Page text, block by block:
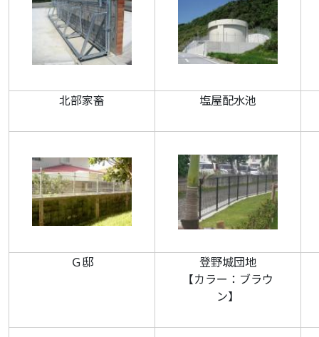
北部家畜 塩屋配水池
Ｇ邸
登野城団地
【カラー：ブラウ
ン】